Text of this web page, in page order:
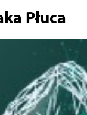
Płuca